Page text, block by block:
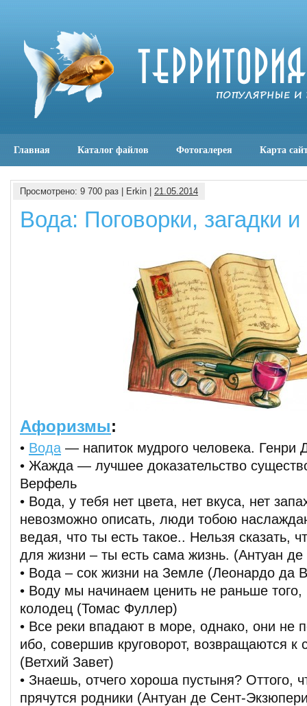
Главная Каталог файлов Фотогалерея Карта
Просмотрено: 9 700 раз | Erkin | 21.05.2014
Вода: Поговорки, загадки
Афоризмы:
• Вода — напиток мудрого человека. Генри
• Жажда — лучшее доказательство
Верфель
• Вода, у тебя нет цвета, нет вкуса, нет
невозможно описать, люди тобою
ведая, что ты есть такое.. Нельзя сказать,
для жизни – ты есть сама жизнь. (Антуан
• Вода – сок жизни на Земле (Леонардо да
• Воду мы начинаем ценить не раньше того,
колодец (Томас Фуллер)
• Все реки впадают в море, однако, они не
ибо, совершив круговорот, возвращаются к
(Ветхий Завет)
• Знаешь, отчего хороша пустыня? Оттого,
прячутся родники (Антуан де Сент-